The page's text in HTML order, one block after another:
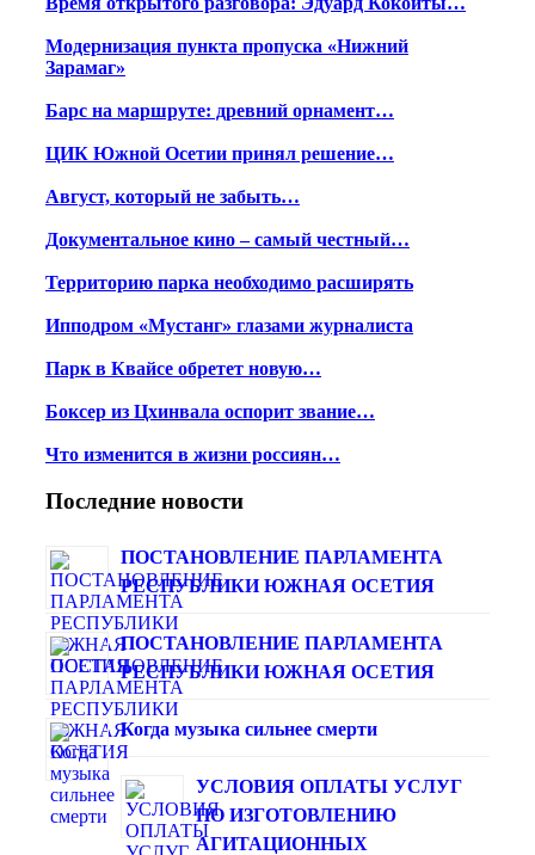
Модернизация пункта пропуска «Нижний
Зарамаг»
Барс на маршруте: древний орнамент…
ЦИК Южной Осетии принял решение…
Август, который не забыть…
Документальное кино – самый честный…
Территорию парка необходимо расширять
Ипподром «Мустанг» глазами журналиста
Парк в Квайсе обретет новую…
Боксер из Цхинвала оспорит звание…
Что изменится в жизни россиян…
Последние новости
ПОСТАНОВЛЕНИЕ ПАРЛАМЕНТА
РЕСПУБЛИКИ ЮЖНАЯ ОСЕТИЯ
ПОСТАНОВЛЕНИЕ ПАРЛАМЕНТА
РЕСПУБЛИКИ ЮЖНАЯ ОСЕТИЯ
Когда музыка сильнее смерти
УСЛОВИЯ ОПЛАТЫ УСЛУГ
ПО ИЗГОТОВЛЕНИЮ
АГИТАЦИОННЫХ